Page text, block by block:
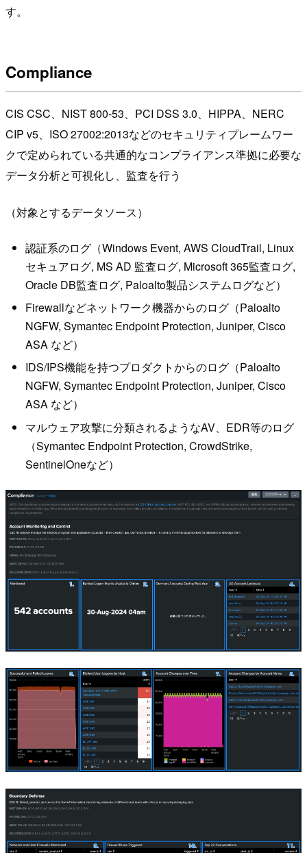
す。
Compliance
CIS CSC、NIST 800-53、PCI DSS 3.0、HIPPA、NERC
CIP v5、ISO 27002:2013などのセキュリティプレームワー
クで定められている共通的なコンプライアンス準拠に必要な
データ分析と可視化し、監査を行う
（対象とするデータソース）
認証系のログ（Windows Event, AWS CloudTrail, Linux
セキュアログ, MS AD 監査ログ, Microsoft 365監査ログ,
Oracle DB監査ログ, Paloalto製品システムログなど）
Firewallなどネットワーク機器からのログ（Paloalto
NGFW, Symantec Endpoint Protection, Juniper, Cisco
ASA など）
IDS/IPS機能を持つプロダクトからのログ（Paloalto
NGFW, Symantec Endpoint Protection, Juniper, Cisco
ASA など）
マルウェア攻撃に分類されるようなAV、EDR等のログ
（Symantec Endpoint Protection, CrowdStrike,
SentinelOneなど）